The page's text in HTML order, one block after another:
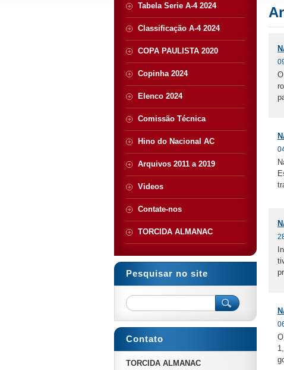
Tabela Serie A-4 2024
Classificação A-4 2024
COPA PAULISTA 2020
Copinha 2024
Elenco 2024
Comissão Técnica
Hino do Nacional AC
Arquivos 2011 a 2019
Videos
Contate-nos
TORCIDA ALMANAC
Pesquisar no site
Contato
TORCIDA ALMANAC